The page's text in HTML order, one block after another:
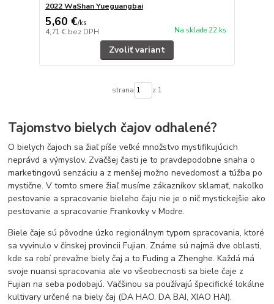
2022 WaShan Yueguangbai
5,60 €/ks
4,71 € bez DPH Na sklade 22 ks
Zvoliť variant
strana z 1
Tajomstvo bielych čajov odhalené?
O bielych čajoch sa žiaľ píše veľké množstvo mystifikujúcich
neprávd a výmyslov. Zväčšej časti je to pravdepodobne snaha o
marketingovú senzáciu a z menšej možno nevedomosť a túžba po
mystične. V tomto smere žiaľ musíme zákazníkov sklamať, nakoľko
pestovanie a spracovanie bieleho čaju nie je o nič mystickejšie ako
pestovanie a spracovanie Frankovky v Modre.
Biele čaje sú pôvodne úzko regionálnym typom spracovania, ktoré
sa vyvinulo v čínskej provincii Fujian. Známe sú najmä dve oblasti,
kde sa robí prevažne biely čaj a to Fuding a Zhenghe. Každá má
svoje nuansi spracovania ale vo všeobecnosti sa biele čaje z
Fujian na seba podobajú. Väčšinou sa používajú špecifické lokálne
kultivary určené na biely čaj (DA HAO, DA BAI, XIAO HAI).